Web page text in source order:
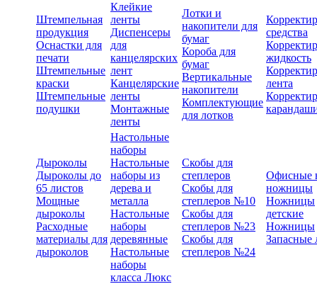
Штемпельная
продукция
Оснастки для
печати
Штемпельные
краски
Штемпельные
подушки
Клейкие
ленты
Диспенсеры
для
канцелярских
лент
Канцелярские
ленты
Монтажные
ленты
Лотки и
накопители для
бумаг
Короба для
бумаг
Вертикальные
накопители
Комплектующие
для лотков
средства
жидкость
лента
Дыроколы
Дыроколы до
65 листов
Мощные
дыроколы
Расходные
материалы для
дыроколов
Настольные
наборы
Настольные
наборы из
дерева и
металла
Настольные
наборы
деревянные
Настольные
наборы
класса Люкс
Скобы для
степлеров
Скобы для
степлеров №10
Скобы для
степлеров №23
Скобы для
степлеров №24
Офисные
ножницы
Ножницы
детские
Ножницы
Запасные